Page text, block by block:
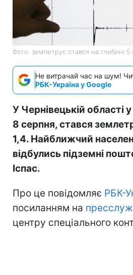
Фото: землетрус стався на глибині 5
Не витрачай час на шум!
РБК-Україна у Google
У Чернівецькій області
8 серпня, стався
1,4. Найближчий
відбулись підземні
Іспас.
Про це повідомляє РБК-
посиланням на
центру спеціального